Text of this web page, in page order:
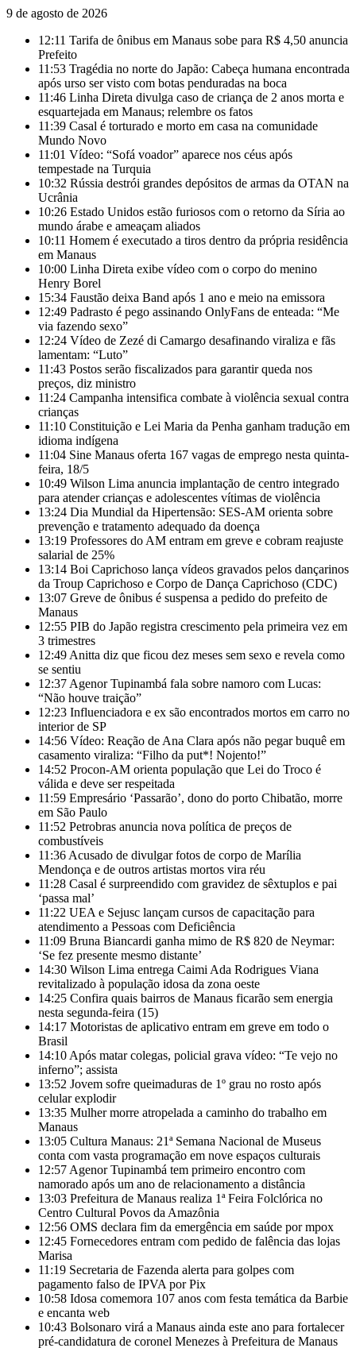
9 de agosto de 2026
12:11 Tarifa de ônibus em Manaus sobe para R$ 4,50 anuncia
Prefeito
11:53 Tragédia no norte do Japão: Cabeça humana encontrada
após urso ser visto com botas penduradas na boca
11:46 Linha Direta divulga caso de criança de 2 anos morta e
esquartejada em Manaus; relembre os fatos
11:39 Casal é torturado e morto em casa na comunidade
Mundo Novo
11:01 Vídeo: “Sofá voador” aparece nos céus após
tempestade na Turquia
10:32 Rússia destrói grandes depósitos de armas da OTAN na
Ucrânia
10:26 Estado Unidos estão furiosos com o retorno da Síria ao
mundo árabe e ameaçam aliados
10:11 Homem é executado a tiros dentro da própria residência
em Manaus
10:00 Linha Direta exibe vídeo com o corpo do menino
Henry Borel
15:34 Faustão deixa Band após 1 ano e meio na emissora
12:49 Padrasto é pego assinando OnlyFans de enteada: “Me
via fazendo sexo”
12:24 Vídeo de Zezé di Camargo desafinando viraliza e fãs
lamentam: “Luto”
11:43 Postos serão fiscalizados para garantir queda nos
preços, diz ministro
11:24 Campanha intensifica combate à violência sexual contra
crianças
11:10 Constituição e Lei Maria da Penha ganham tradução em
idioma indígena
11:04 Sine Manaus oferta 167 vagas de emprego nesta quinta-
feira, 18/5
10:49 Wilson Lima anuncia implantação de centro integrado
para atender crianças e adolescentes vítimas de violência
13:24 Dia Mundial da Hipertensão: SES-AM orienta sobre
prevenção e tratamento adequado da doença
13:19 Professores do AM entram em greve e cobram reajuste
salarial de 25%
13:14 Boi Caprichoso lança vídeos gravados pelos dançarinos
da Troup Caprichoso e Corpo de Dança Caprichoso (CDC)
13:07 Greve de ônibus é suspensa a pedido do prefeito de
Manaus
12:55 PIB do Japão registra crescimento pela primeira vez em
3 trimestres
12:49 Anitta diz que ficou dez meses sem sexo e revela como
se sentiu
12:37 Agenor Tupinambá fala sobre namoro com Lucas:
“Não houve traição”
12:23 Influenciadora e ex são encontrados mortos em carro no
interior de SP
14:56 Vídeo: Reação de Ana Clara após não pegar buquê em
casamento viraliza: “Filho da put*! Nojento!”
14:52 Procon-AM orienta população que Lei do Troco é
válida e deve ser respeitada
11:59 Empresário ‘Passarão’, dono do porto Chibatão, morre
em São Paulo
11:52 Petrobras anuncia nova política de preços de
combustíveis
11:36 Acusado de divulgar fotos de corpo de Marília
Mendonça e de outros artistas mortos vira réu
11:28 Casal é surpreendido com gravidez de sêxtuplos e pai
‘passa mal’
11:22 UEA e Sejusc lançam cursos de capacitação para
atendimento a Pessoas com Deficiência
11:09 Bruna Biancardi ganha mimo de R$ 820 de Neymar:
‘Se fez presente mesmo distante’
14:30 Wilson Lima entrega Caimi Ada Rodrigues Viana
revitalizado à população idosa da zona oeste
14:25 Confira quais bairros de Manaus ficarão sem energia
nesta segunda-feira (15)
14:17 Motoristas de aplicativo entram em greve em todo o
Brasil
14:10 Após matar colegas, policial grava vídeo: “Te vejo no
inferno”; assista
13:52 Jovem sofre queimaduras de 1º grau no rosto após
celular explodir
13:35 Mulher morre atropelada a caminho do trabalho em
Manaus
13:05 Cultura Manaus: 21ª Semana Nacional de Museus
conta com vasta programação em nove espaços culturais
12:57 Agenor Tupinambá tem primeiro encontro com
namorado após um ano de relacionamento a distância
13:03 Prefeitura de Manaus realiza 1ª Feira Folclórica no
Centro Cultural Povos da Amazônia
12:56 OMS declara fim da emergência em saúde por mpox
12:45 Fornecedores entram com pedido de falência das lojas
Marisa
11:19 Secretaria de Fazenda alerta para golpes com
pagamento falso de IPVA por Pix
10:58 Idosa comemora 107 anos com festa temática da Barbie
e encanta web
10:43 Bolsonaro virá a Manaus ainda este ano para fortalecer
pré-candidatura de coronel Menezes à Prefeitura de Manaus